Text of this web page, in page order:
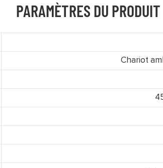
PARAMÈTRES DU PRODUIT
Chariot